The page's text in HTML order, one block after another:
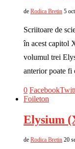
de Rodica Bretin 5
Scriitoare de
în acest capitol
volumul trei
anterior poate
0 Facebook
Foileton
Elysium
de Rodica Bretin 20